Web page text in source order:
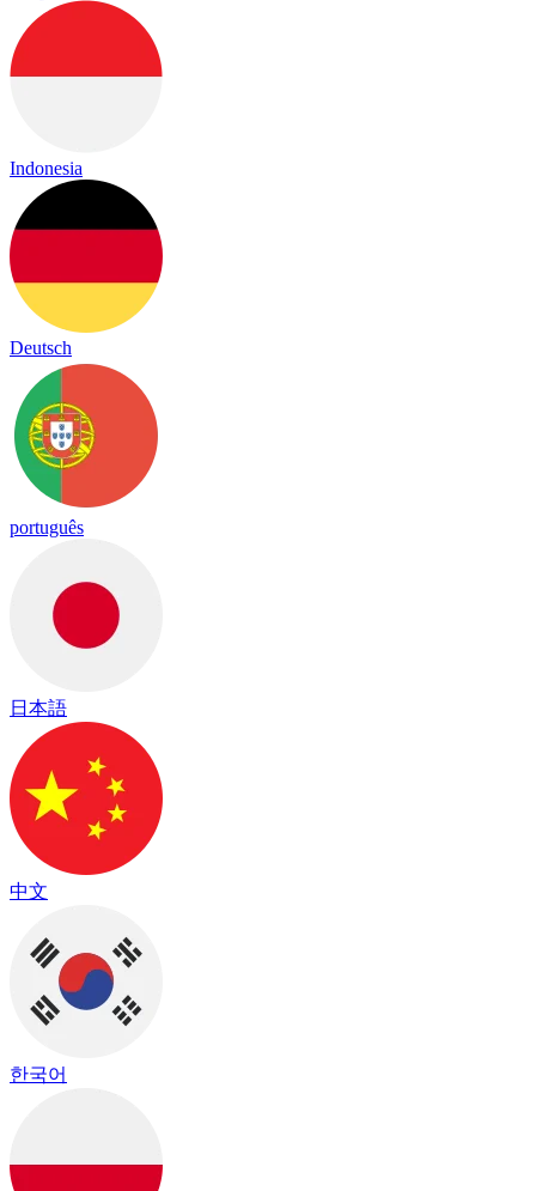
Indonesia
Deutsch
português
日本語
中文
한국어